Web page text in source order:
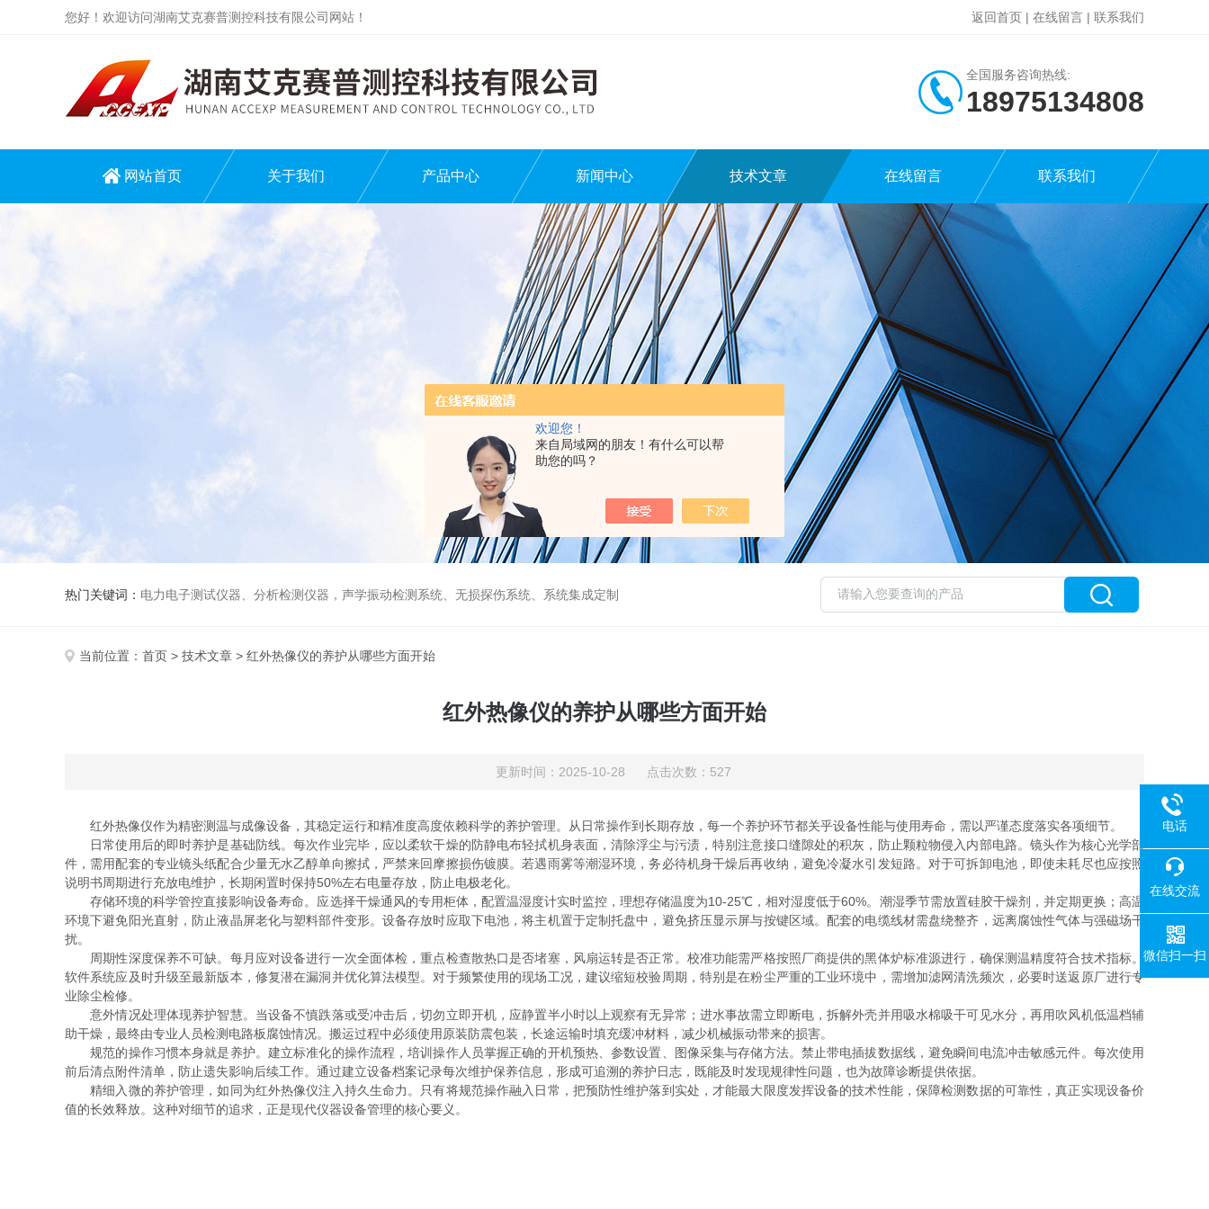
欢迎您！
来自局域网的朋友！有什么可以帮
助您的吗？
您好！欢迎访问湖南艾克赛普测控科技有限公司网站！ 返回首页 | 在线留言 | 联系我们
全国服务咨询热线:
18975134808
网站首页 关于我们 产品中心 新闻中心 技术文章 在线留言 联系我们
热门关键词： 电力电子测试仪器、分析检测仪器，声学振动检测系统、无损探伤系统、系统集成定制
当前位置： 首页 > 技术文章 > 红外热像仪的养护从哪些方面开始
红外热像仪的养护从哪些方面开始
更新时间：2025-10-28 点击次数：527
红外热像仪作为精密测温与成像设备，其稳定运行和精准度高度依赖科学的养护管理。从日常操作到长期存放，每一个养护环节都关乎设备性能与使用寿命，需以严谨态度落实各项细节。
日常使用后的即时养护是基础防线。每次作业完毕，应以柔软干燥的防静电布轻拭机身表面，清除浮尘与污渍，特别注意接口缝隙处的积灰，防止颗粒物侵入内部电路。镜头作为核心光学部
件，需用配套的专业镜头纸配合少量无水乙醇单向擦拭，严禁来回摩擦损伤镀膜。若遇雨雾等潮湿环境，务必待机身干燥后再收纳，避免冷凝水引发短路。对于可拆卸电池，即使未耗尽也应按照
说明书周期进行充放电维护，长期闲置时保持50%左右电量存放，防止电极老化。
存储环境的科学管控直接影响设备寿命。应选择干燥通风的专用柜体，配置温湿度计实时监控，理想存储温度为10-25℃，相对湿度低于60%。潮湿季节需放置硅胶干燥剂，并定期更换；高温
环境下避免阳光直射，防止液晶屏老化与塑料部件变形。设备存放时应取下电池，将主机置于定制托盘中，避免挤压显示屏与按键区域。配套的电缆线材需盘绕整齐，远离腐蚀性气体与强磁场干
扰。
周期性深度保养不可缺。每月应对设备进行一次全面体检，重点检查散热口是否堵塞，风扇运转是否正常。校准功能需严格按照厂商提供的黑体炉标准源进行，确保测温精度符合技术指标。
软件系统应及时升级至最新版本，修复潜在漏洞并优化算法模型。对于频繁使用的现场工况，建议缩短校验周期，特别是在粉尘严重的工业环境中，需增加滤网清洗频次，必要时送返原厂进行专
业除尘检修。
意外情况处理体现养护智慧。当设备不慎跌落或受冲击后，切勿立即开机，应静置半小时以上观察有无异常；进水事故需立即断电，拆解外壳并用吸水棉吸干可见水分，再用吹风机低温档辅
助干燥，最终由专业人员检测电路板腐蚀情况。搬运过程中必须使用原装防震包装，长途运输时填充缓冲材料，减少机械振动带来的损害。
规范的操作习惯本身就是养护。建立标准化的操作流程，培训操作人员掌握正确的开机预热、参数设置、图像采集与存储方法。禁止带电插拔数据线，避免瞬间电流冲击敏感元件。每次使用
前后清点附件清单，防止遗失影响后续工作。通过建立设备档案记录每次维护保养信息，形成可追溯的养护日志，既能及时发现规律性问题，也为故障诊断提供依据。
精细入微的养护管理，如同为红外热像仪注入持久生命力。只有将规范操作融入日常，把预防性维护落到实处，才能最大限度发挥设备的技术性能，保障检测数据的可靠性，真正实现设备价
值的长效释放。这种对细节的追求，正是现代仪器设备管理的核心要义。
电话
在线交流
微信扫一扫